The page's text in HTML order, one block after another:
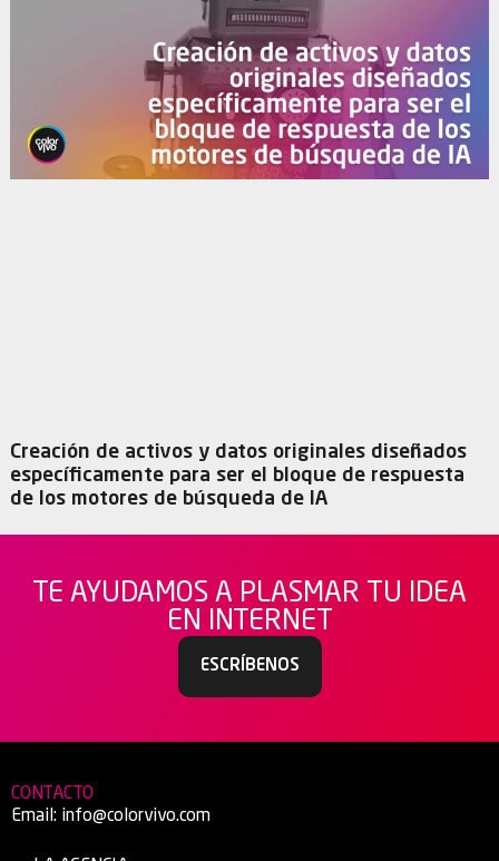
Creación de activos y datos originales diseñados
específicamente para ser el bloque de respuesta
de los motores de búsqueda de IA
TE AYUDAMOS A PLASMAR TU IDEA
EN INTERNET
ESCRÍBENOS
CONTACTO
Email: info@colorvivo.com